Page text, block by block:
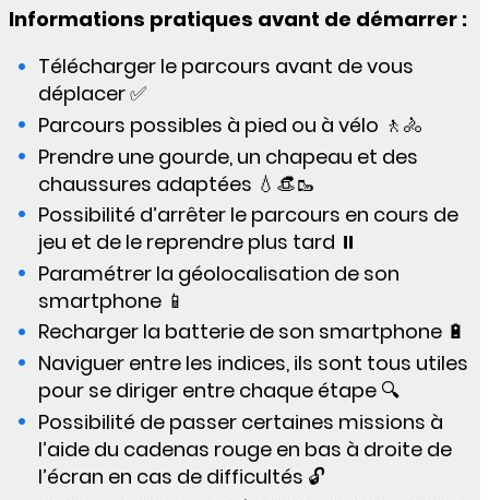
Informations pratiques avant de démarrer :
Télécharger le parcours avant de vous
déplacer ✅
Parcours possibles à pied ou à vélo 🚶🚴
Prendre une gourde, un chapeau et des
chaussures adaptées 💧👒🥾
Possibilité d’arrêter le parcours en cours de
jeu et de le reprendre plus tard ⏸️
Paramétrer la géolocalisation de son
smartphone 📱
Recharger la batterie de son smartphone 🔋
Naviguer entre les indices, ils sont tous utiles
pour se diriger entre chaque étape 🔍
Possibilité de passer certaines missions à
l’aide du cadenas rouge en bas à droite de
l’écran en cas de difficultés 🔓